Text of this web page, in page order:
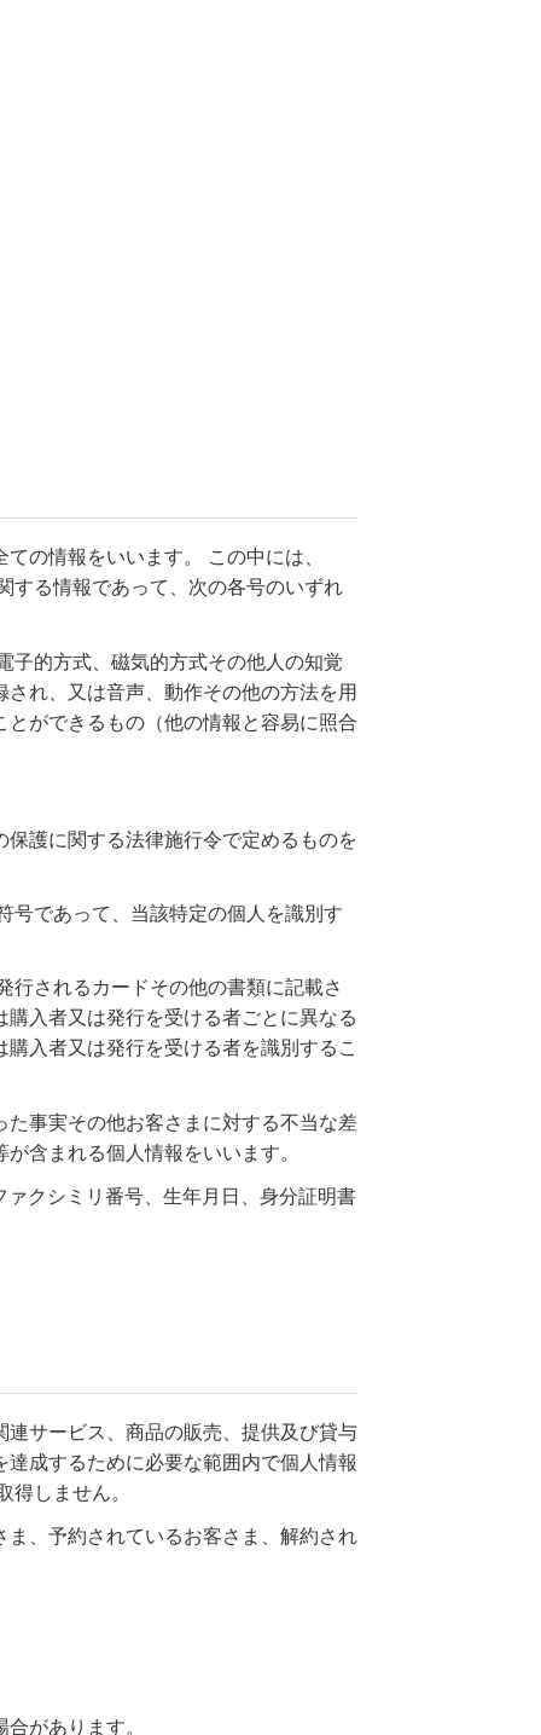
の情報をいいます。 この中には、
する情報であって、次の各号のいずれ
子的方式、磁気的方式その他人の知覚
れ、又は音声、動作その他の方法を用
ができるもの（他の情報と容易に照合
護に関する法律施行令で定めるものを
号であって、当該特定の個人を識別す
行されるカードその他の書類に記載さ
入者又は発行を受ける者ごとに異なる
入者又は発行を受ける者を識別するこ
事実その他お客さまに対する不当な差
含まれる個人情報をいいます。
クシミリ番号、生年月日、身分証明書
サービス、商品の販売、提供及び貸与
成するために必要な範囲内で個人情報
しません。
、予約されているお客さま、解約され
があります。